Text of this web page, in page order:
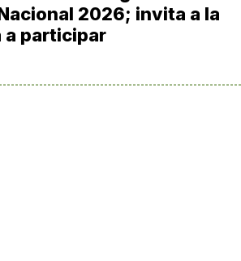
2026; invita a la
a participar